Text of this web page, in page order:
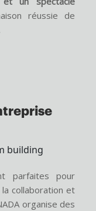
réussie de
parfaites pour
collaboration et
organise des